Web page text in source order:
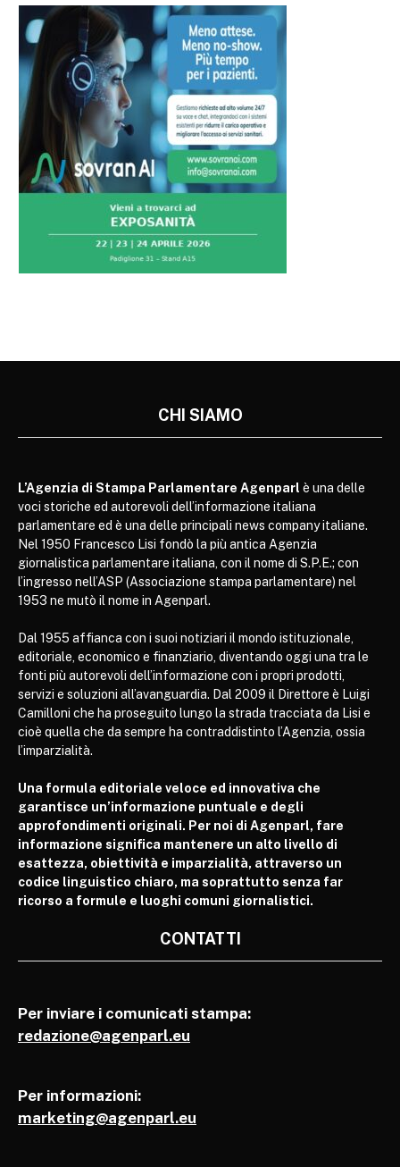
CHI SIAMO
L’Agenzia di Stampa Parlamentare Agenparl è una delle
voci storiche ed autorevoli dell’informazione italiana
parlamentare ed è una delle principali news company italiane.
Nel 1950 Francesco Lisi fondò la più antica Agenzia
giornalistica parlamentare italiana, con il nome di S.P.E.; con
l’ingresso nell’ASP (Associazione stampa parlamentare) nel
1953 ne mutò il nome in Agenparl.
Dal 1955 affianca con i suoi notiziari il mondo istituzionale,
editoriale, economico e finanziario, diventando oggi una tra le
fonti più autorevoli dell’informazione con i propri prodotti,
servizi e soluzioni all’avanguardia. Dal 2009 il Direttore è Luigi
Camilloni che ha proseguito lungo la strada tracciata da Lisi e
cioè quella che da sempre ha contraddistinto l’Agenzia, ossia
l’imparzialità.
Una formula editoriale veloce ed innovativa che
garantisce un’informazione puntuale e degli
approfondimenti originali. Per noi di Agenparl, fare
informazione significa mantenere un alto livello di
esattezza, obiettività e imparzialità, attraverso un
codice linguistico chiaro, ma soprattutto senza far
ricorso a formule e luoghi comuni giornalistici.
CONTATTI
Per inviare i comunicati stampa:
redazione@agenparl.eu
Per informazioni:
marketing@agenparl.eu